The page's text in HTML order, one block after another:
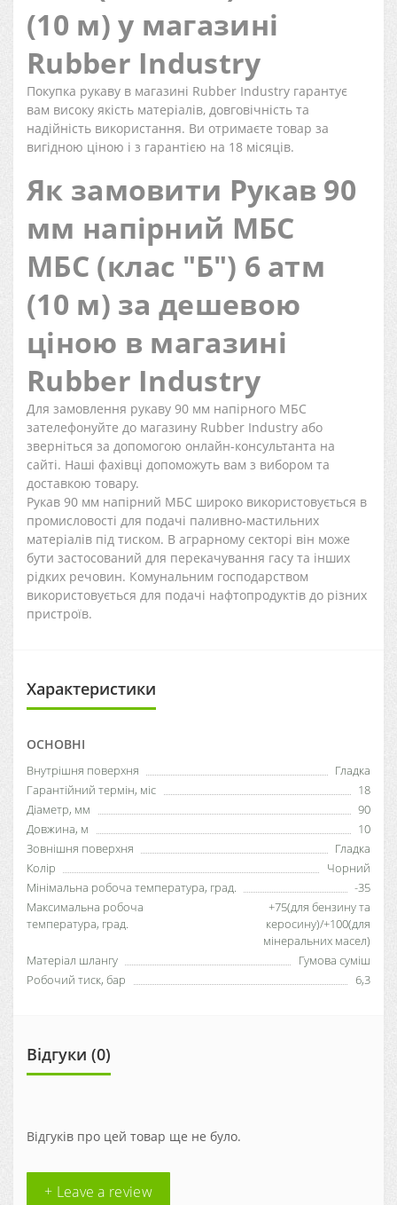
(10 м) у магазині
Rubber Industry
Покупка рукаву в магазині Rubber Industry гарантує
вам високу якість матеріалів, довговічність та
надійність використання. Ви отримаєте товар за
вигідною ціною і з гарантією на 18 місяців.
Як замовити Рукав 90
мм напірний МБС
МБС (клас "Б") 6 атм
(10 м) за дешевою
ціною в магазині
Rubber Industry
Для замовлення рукаву 90 мм напірного МБС
зателефонуйте до магазину Rubber Industry або
зверніться за допомогою онлайн-консультанта на
сайті. Наші фахівці допоможуть вам з вибором та
доставкою товару.
Рукав 90 мм напірний МБС широко використовується в
промисловості для подачі паливно-мастильних
матеріалів під тиском. В аграрному секторі він може
бути застосований для перекачування гасу та інших
рідких речовин. Комунальним господарством
використовується для подачі нафтопродуктів до різних
пристроїв.
Характеристики
ОСНОВНІ
Внутрішня поверхня
Гладка
Гарантійний термін, міс
18
Діаметр, мм
90
Довжина, м
10
Зовнішня поверхня
Гладка
Колір
Чорний
Мінімальна робоча температура, град.
-35
Максимальна робоча
температура, град.
+75(для бензину та
керосину)/+100(для
мінеральних масел)
Матеріал шлангу
Гумова суміш
Робочий тиск, бар
6,3
Відгуки (0)
Відгуків про цей товар ще не було.
+ Leave a review